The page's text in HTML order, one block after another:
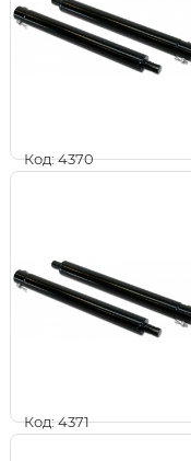
Код: 4370
Код: 4371